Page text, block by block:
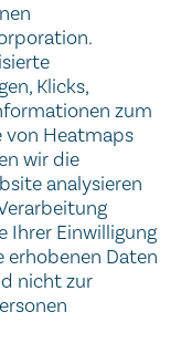
Klicks,
zum
von Heatmaps
wir die
analysieren
Ihrer Einwilligung
erhobenen Daten
nicht zur